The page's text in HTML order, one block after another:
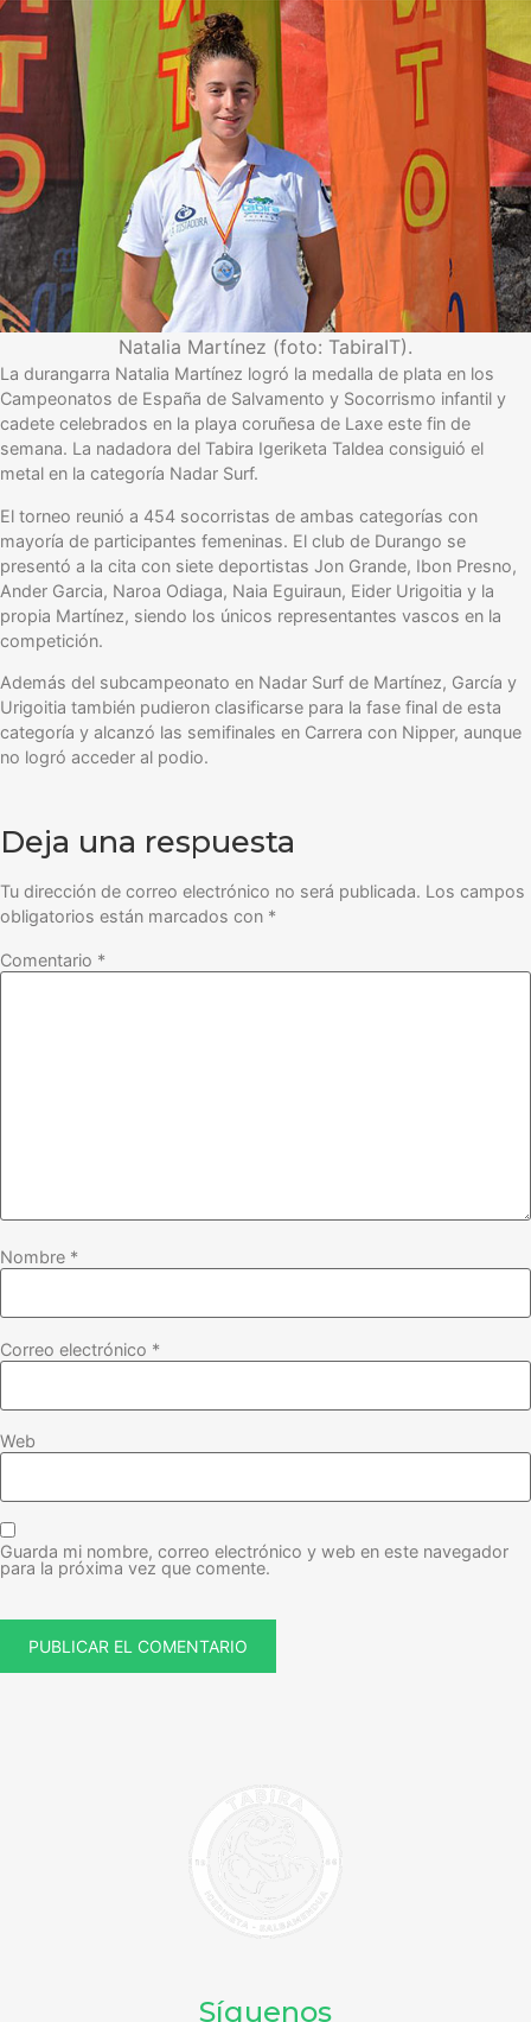
Natalia Martínez (foto: TabiraIT).
La durangarra Natalia Martínez logró la medalla de plata en los
Campeonatos de España de Salvamento y Socorrismo infantil y
cadete celebrados en la playa coruñesa de Laxe este fin de
semana. La nadadora del Tabira Igeriketa Taldea consiguió el
metal en la categoría Nadar Surf.
El torneo reunió a 454 socorristas de ambas categorías con
mayoría de participantes femeninas. El club de Durango se
presentó a la cita con siete deportistas Jon Grande, Ibon Presno,
Ander Garcia, Naroa Odiaga, Naia Eguiraun, Eider Urigoitia y la
propia Martínez, siendo los únicos representantes vascos en la
competición.
Además del subcampeonato en Nadar Surf de Martínez, García y
Urigoitia también pudieron clasificarse para la fase final de esta
categoría y alcanzó las semifinales en Carrera con Nipper, aunque
no logró acceder al podio.
Deja una respuesta
Tu dirección de correo electrónico no será publicada. Los campos
obligatorios están marcados con *
Comentario *
Nombre *
Correo electrónico *
Web
Guarda mi nombre, correo electrónico y web en este navegador
para la próxima vez que comente.
Síguenos